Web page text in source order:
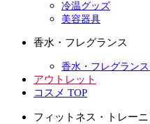
冷温グッズ
美容器具
香水・フレグランス
香水・フレグラン
アウトレット
コスメ TOP
フィットネス・トレー